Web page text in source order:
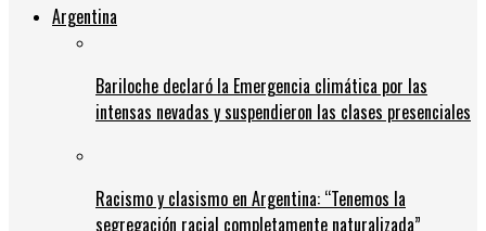
Argentina
Bariloche declaró la Emergencia climática por las
intensas nevadas y suspendieron las clases presenciales
Racismo y clasismo en Argentina: “Tenemos la
segregación racial completamente naturalizada”